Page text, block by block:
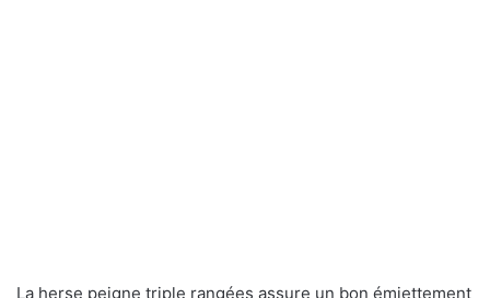
La herse peigne triple rangées assure un bon émiettement